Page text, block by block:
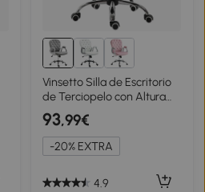
Vinsetto Silla de Escritorio
de Terciopelo con Altura
Ajustable Reposabrazos y
Decoraciones de
Diamantes 59,5x60,5x93-
103 cm Gris
93,99€
-20% EXTRA
4.9